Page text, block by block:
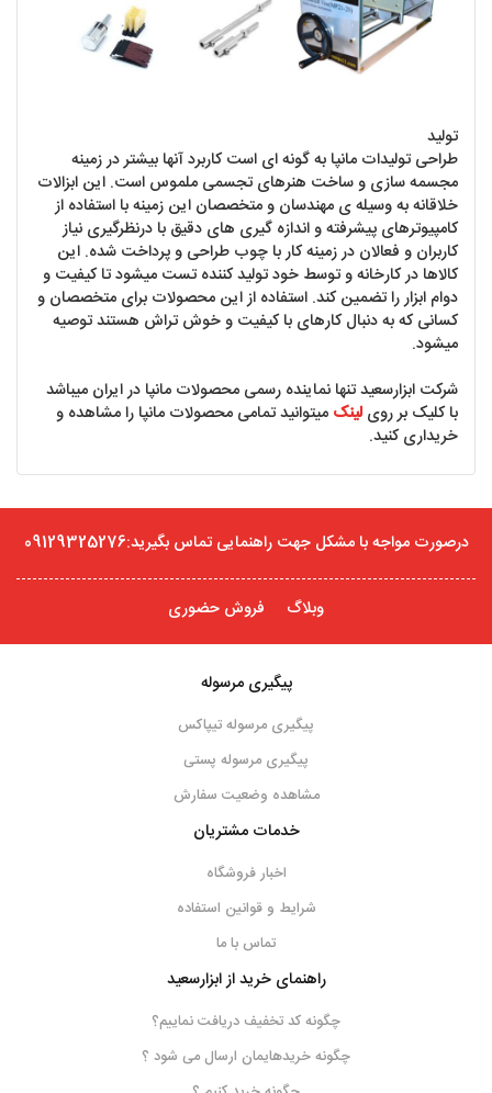
تولید
طراحی تولیدات مانپا به گونه ای است کاربرد آنها بیشتر در زمینه
مجسمه سازی و ساخت هنرهای تجسمی ملموس است. این ابزالات
خلاقانه به وسیله ی مهندسان و متخصصان این زمینه با استفاده از
کامپیوترهای پیشرفته و اندازه گیری های دقیق با درنظرگیری نیاز
کاربران و فعالان در زمینه کار با چوب طراحی و پرداخت شده. این
کالاها در کارخانه و توسط خود تولید کننده تست میشود تا کیفیت و
دوام ابزار را تضمین کند. استفاده از این محصولات برای متخصصان و
کسانی که به دنبال کارهای با کیفیت و خوش تراش هستند توصیه
میشود.
شرکت ابزارسعید تنها نماینده رسمی محصولات مانپا در ایران میباشد
با کلیک بر روی لینک میتوانید تمامی محصولات مانپا را مشاهده و
خریداری کنید.
درصورت مواجه با مشکل جهت راهنمایی تماس بگیرید:09129325276
وبلاگ فروش حضوری
پیگیری مرسوله
پیگیری مرسوله تیپاکس
پیگیری مرسوله پستی
مشاهده وضعیت سفارش
خدمات مشتریان
اخبار فروشگاه
شرایط و قوانین استفاده
تماس با ما
راهنمای خرید از ابزارسعید
چگونه کد تخفیف دریافت نماییم؟
چگونه خریدهایمان ارسال می شود ؟